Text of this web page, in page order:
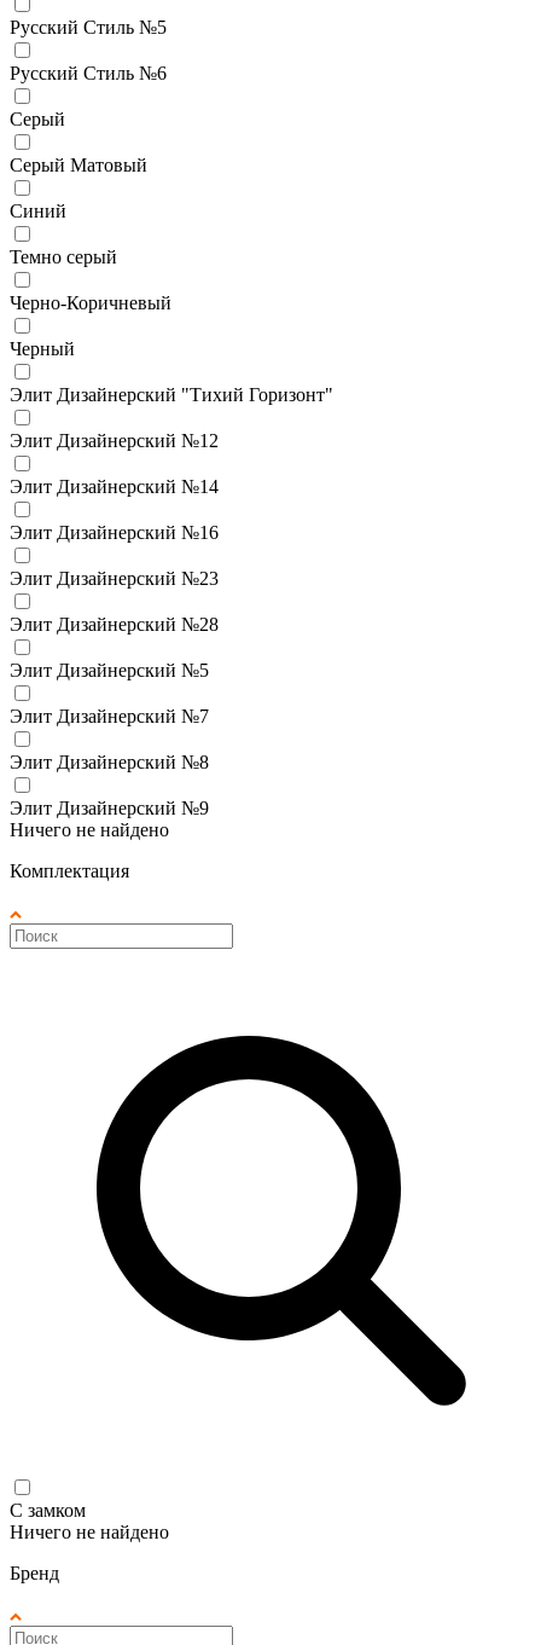
Русский Стиль №5
Русский Стиль №6
Серый
Серый Матовый
Синий
Темно серый
Черно-Коричневый
Черный
Элит Дизайнерский "Тихий Горизонт"
Элит Дизайнерский №12
Элит Дизайнерский №14
Элит Дизайнерский №16
Элит Дизайнерский №23
Элит Дизайнерский №28
Элит Дизайнерский №5
Элит Дизайнерский №7
Элит Дизайнерский №8
Элит Дизайнерский №9
Ничего не найдено
Комплектация
С замком
Ничего не найдено
Бренд